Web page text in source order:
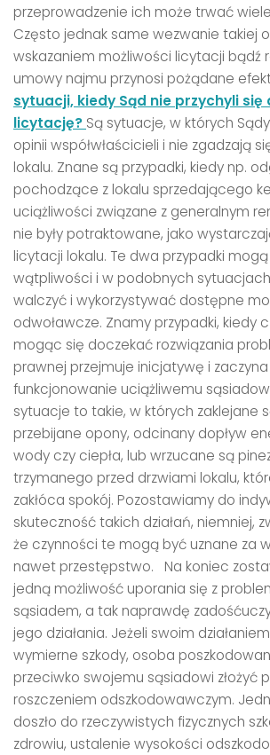
przeprowadzenie ich może trwać
Często jednak same wezwanie takiej
wskazaniem możliwości licytacji bądź
umowy najmu przynosi pożądane
sytuacji, kiedy Sąd nie przychyli się
licytację? Są sytuacje, w których
opinii współwłaścicieli i nie zgadzają
lokalu. Znane są przypadki, kiedy np.
pochodzące z lokalu sprzedającego
uciążliwości związane z generalnym
nie były potraktowane, jako
licytacji lokalu. Te dwa przypadki
wątpliwości i w podobnych
walczyć i wykorzystywać dostępne
odwoławcze. Znamy przypadki, kiedy
mogąc się doczekać rozwiązania
prawnej przejmuje inicjatywę i
funkcjonowanie uciążliwemu
sytuacje to takie, w których zaklejane
przebijane opony, odcinany dopływ
wody czy ciepła, lub wrzucane są
trzymanego przed drzwiami lokalu,
zakłóca spokój. Pozostawiamy do
skuteczność takich działań, niemniej,
że czynności te mogą być uznane za
nawet przestępstwo. Na koniec
jedną możliwość uporania się z
sąsiadem, a tak naprawdę
jego działania. Jeżeli swoim
wymierne szkody, osoba
przeciwko swojemu sąsiadowi złożyć
roszczeniem odszkodowawczym.
doszło do rzeczywistych fizycznych
zdrowiu, ustalenie wysokości